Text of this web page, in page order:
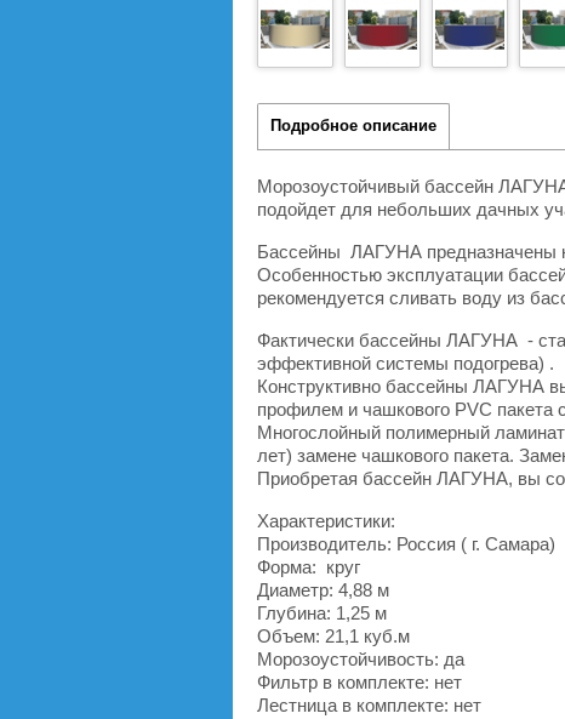
Подробное описание
Морозоустойчивый бассейн
подойдет для небольших дачных
Бассейны ЛАГУНА предназначены
Особенностью эксплуатации
рекомендуется сливать воду из
Фактически бассейны ЛАГУНА -
эффективной системы подогрева) .
Конструктивно бассейны ЛАГУНА
профилем и чашкового PVC пакета
Многослойный полимерный ламинат
лет) замене чашкового пакета.
Приобретая бассейн ЛАГУНА, вы
Характеристики:
Производитель: Россия ( г. Самара)
Форма: круг
Диаметр: 4,88 м
Глубина: 1,25 м
Объем: 21,1 куб.м
Морозоустойчивость: да
Фильтр в комплекте: нет
Лестница в комплекте: нет